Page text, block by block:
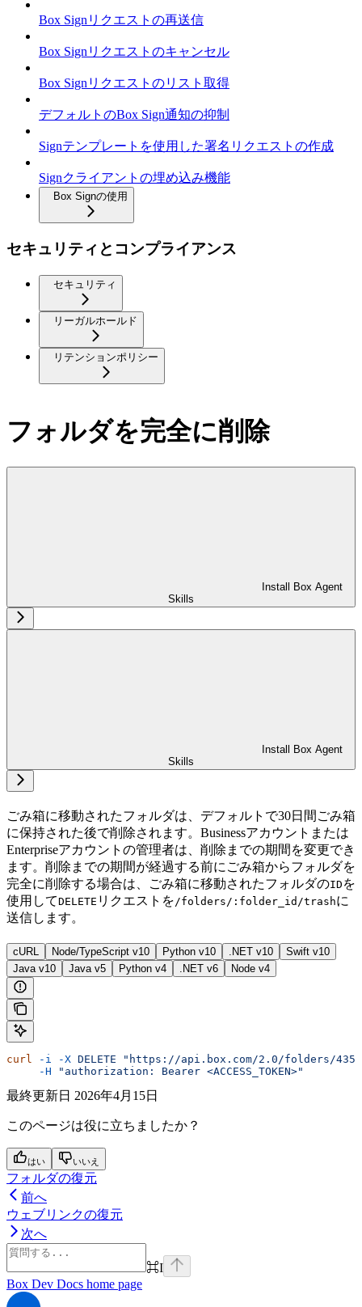
Box Signリクエストの再送信
Box Signリクエストのキャンセル
Box Signリクエストのリスト取得
デフォルトのBox Sign通知の抑制
Signテンプレートを使用した署名リクエストの作成
Signクライアントの埋め込み機能
Box Signの使用
セキュリティとコンプライアンス
セキュリティ
リーガルホールド
リテンションポリシー
フォルダを完全に削除
Install Box Agent
Skills
Install Box Agent
Skills
ごみ箱に移動されたフォルダは、デフォルトで30日間ごみ箱
に保持された後で削除されます。Businessアカウントまたは
Enterpriseアカウントの管理者は、削除までの期間を変更でき
ます。削除までの期間が経過する前にごみ箱からフォルダを
完全に削除する場合は、ごみ箱に移動されたフォルダのID を
使用してDELETE リクエストを/folders/:folder_id/trashに
送信します。
cURL Node/TypeScript v10 Python v10 .NET v10
Swift v10
Java v10
Java v5 Python v4 .NET v6 Node v4
curl -i -X DELETE "https://api.box.com/2.0/folders/
     -H
"authorization: Bearer <ACCESS_TOKEN>"
最終更新日 2026年4月15日
このページは役に立ちましたか？
はい いいえ
フォルダの復元
前へ
ウェブリンクの復元
次へ
⌘I
Box Dev Docs home page